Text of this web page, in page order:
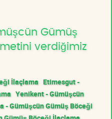
Gümüş
verdiğimiz
İlaçlama Etimesgut -
Yenikent - Gümüşcün
- Gümüşcün Gümüş Böceği